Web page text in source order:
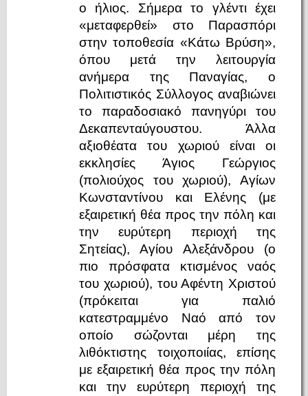
ο ήλιος. Σήμερα το γλέντι έχει
«μεταφερθεί» στο Παρασπόρι
στην τοποθεσία «Κάτω Βρύση»,
όπου μετά την λειτουργία
ανήμερα της Παναγίας, ο
Πολιτιστικός Σύλλογος αναβιώνει
το παραδοσιακό πανηγύρι του
Δεκαπενταύγουστου. Άλλα
αξιοθέατα του χωριού είναι οι
εκκλησίες Άγιος Γεώργιος
(πολιούχος του χωριού), Αγίων
Κωνσταντίνου και Ελένης (με
εξαιρετική θέα προς την πόλη και
την ευρύτερη περιοχή της
Σητείας), Αγίου Αλεξάνδρου (ο
πιο πρόσφατα κτισμένος ναός
του χωριού), του Αφέντη Χριστού
(πρόκειται για παλιό
κατεστραμμένο Ναό από τον
οποίο σώζονται μέρη της
λιθόκτιστης τοιχοποιίας, επίσης
με εξαιρετική θέα προς την πόλη
και την ευρύτερη περιοχή της